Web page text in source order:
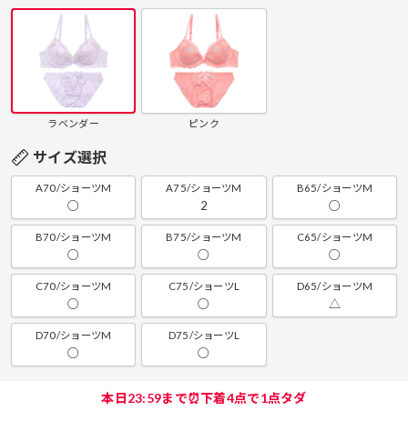
ラベンダー ピンク
サイズ選択
A70/ショーツM
○
A75/ショーツM
2
B65/ショーツM
○
B70/ショーツM
○
B75/ショーツM
○
C65/ショーツM
○
C70/ショーツM
○
C75/ショーツL
○
D65/ショーツM
△
D70/ショーツM
○
D75/ショーツL
○
本日23:59まで⏰下着4点で1点タダ